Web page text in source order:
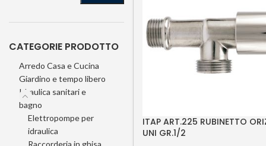
CATEGORIE PRODOTTO
Arredo Casa e Cucina
Giardino e tempo libero
Idraulica sanitari e
bagno
Elettropompe per
idraulica
Raccorderia in ghisa
ITAP ART.225 RUBINETTO
UNI GR.1/2